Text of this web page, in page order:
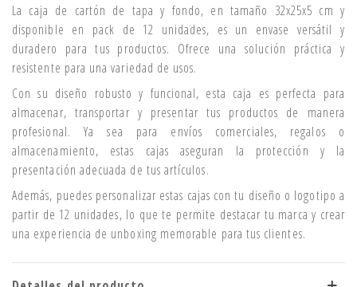
La caja de cartón de tapa y fondo, en tamaño 32x25x5 cm y
disponible en pack de 12 unidades, es un envase versátil y
duradero para tus productos. Ofrece una solución práctica y
resistente para una variedad de usos.
Con su diseño robusto y funcional, esta caja es perfecta para
almacenar, transportar y presentar tus productos de manera
profesional. Ya sea para envíos comerciales, regalos o
almacenamiento, estas cajas aseguran la protección y la
presentación adecuada de tus artículos.
Además, puedes personalizar estas cajas con tu diseño o logotipo a
partir de 12 unidades, lo que te permite destacar tu marca y crear
una experiencia de unboxing memorable para tus clientes.